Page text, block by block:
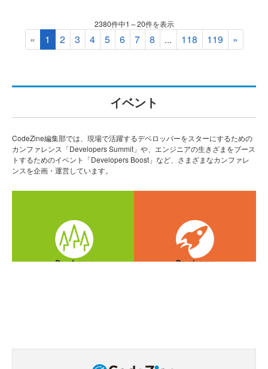
2380件中1～20件を表示
« 1 2 3 4 5 6 7 8 ... 118 119 »
イベント
CodeZine編集部では、現場で活躍するデベロッパーをスターにするための
カンファレンス「Developers Summit」や、エンジニアの生きざまをブース
トするためのイベント「Developers Boost」など、さまざまなカンファレ
ンスを企画・運営しています。